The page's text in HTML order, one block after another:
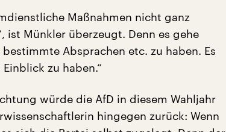
Maßnahmen nicht ganz
ist Münkler überzeugt. Denn es gehe
Absprachen etc. zu haben. Es
zu haben.“
würde die AfD in diesem Wahljahr
hingegen zurück: Wenn